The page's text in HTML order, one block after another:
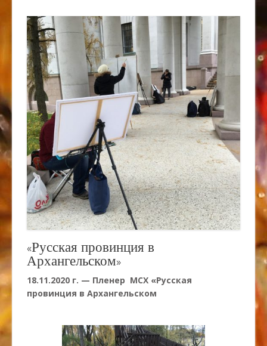
«Русская провинция в
Архангельском»
18.11.2020 г. — Пленер МСХ «Русская
провинция в Архангельском